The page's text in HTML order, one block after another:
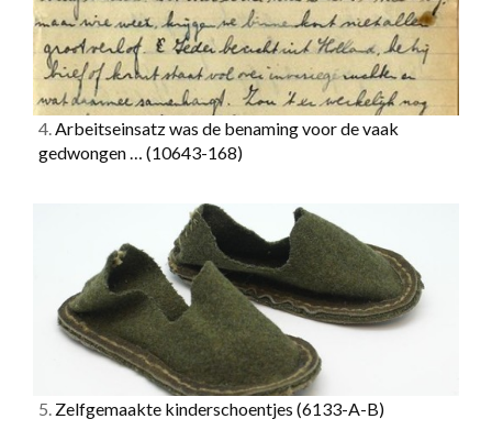
4.Arbeitseinsatz was de benaming voor de vaak
gedwongen … (10643-168)
5. Zelfgemaakte kinderschoentjes (6133-A-B)